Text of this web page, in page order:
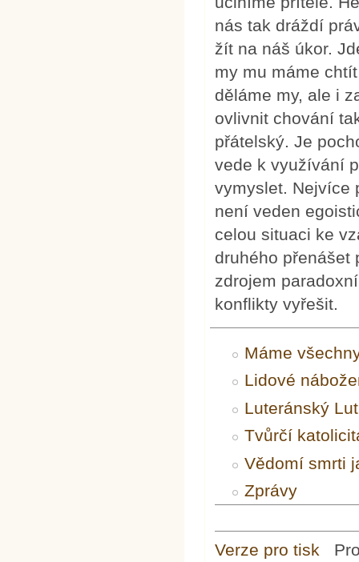
nás tak dráždí
žít na náš úkor.
my mu máme
děláme my, ale i
ovlivnit chování
přátelský. Je
vede k využívání
vymyslet. Nejvíce
není veden
celou situaci ke
druhého přenášet
zdrojem
konflikty vyřešit.
Máme
Lidové
Luteránský
Tvůrčí
Vědomí smrti
Zprávy
Verze pro tisk